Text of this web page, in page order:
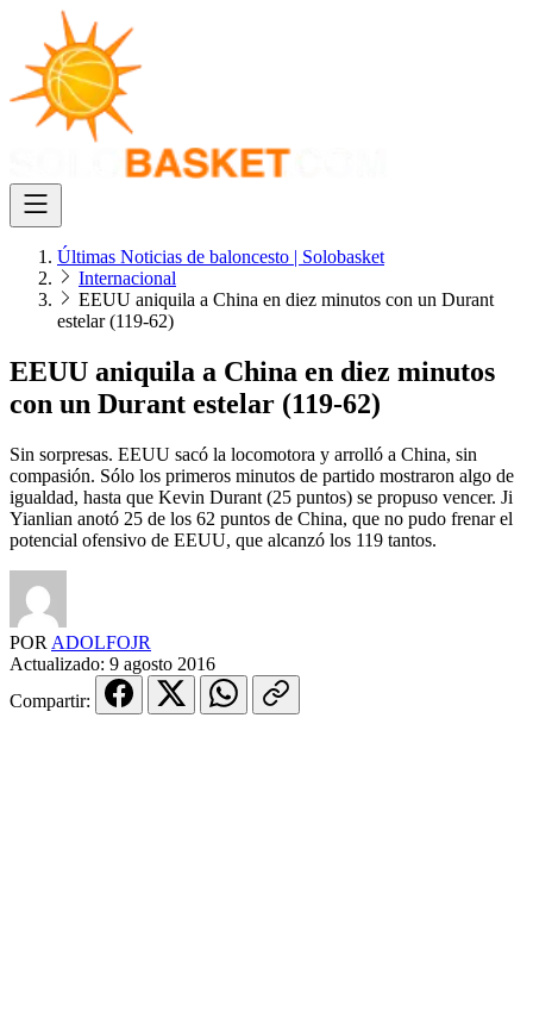
Últimas Noticias de baloncesto | Solobasket
Internacional
EEUU aniquila a China en diez minutos con un Durant
estelar (119-62)
EEUU aniquila a China en diez minutos
con un Durant estelar (119-62)
Sin sorpresas. EEUU sacó la locomotora y arrolló a China, sin
compasión. Sólo los primeros minutos de partido mostraron algo de
igualdad, hasta que Kevin Durant (25 puntos) se propuso vencer. Ji
Yianlian anotó 25 de los 62 puntos de China, que no pudo frenar el
potencial ofensivo de EEUU, que alcanzó los 119 tantos.
POR ADOLFOJR
Actualizado: 9 agosto 2016
Compartir: